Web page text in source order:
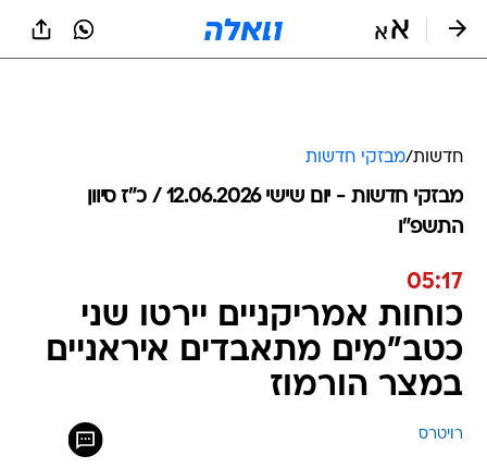
חדשות/מבזקי חדשות
מבזקי חדשות - יום שישי 12.06.2026 / כ״ז סיוון
התשפ"ו
05:17
כוחות אמריקניים יירטו שני
כטב"מים מתאבדים איראניים
במצר הורמוז
רויטרס